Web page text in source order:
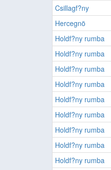
Csillagf?ny
Hercegnö
Holdf?ny rumba
Holdf?ny rumba
Holdf?ny rumba
Holdf?ny rumba
Holdf?ny rumba
Holdf?ny rumba
Holdf?ny rumba
Holdf?ny rumba
Holdf?ny rumba